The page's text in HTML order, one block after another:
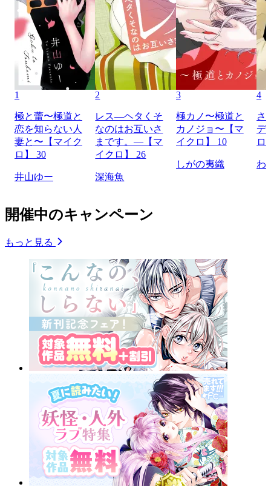
1
極と蕾〜極道と
恋を知らない人
妻と〜【マイク
ロ】 30
井山ゆー
2
レス―ヘタくそ
なのはお互いさ
まです。―【マ
イクロ】 26
深海魚
3
極カノ〜極道と
カノジョ〜【マ
イクロ】 10
しがの夷織
4
さ
デ
ロ
わ
開催中のキャンペーン
もっと見る